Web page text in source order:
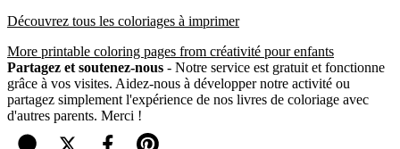
Découvrez tous les coloriages à imprimer
More printable coloring pages from créativité pour enfants
Partagez et soutenez-nous - Notre service est gratuit et fonctionne
grâce à vos visites. Aidez-nous à développer notre activité ou
partagez simplement l'expérience de nos livres de coloriage avec
d'autres parents. Merci !